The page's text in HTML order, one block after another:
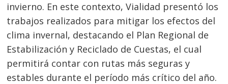
invierno. En este contexto, Vialidad presentó los
trabajos realizados para mitigar los efectos del
clima invernal, destacando el Plan Regional de
Estabilización y Reciclado de Cuestas, el cual
permitirá contar con rutas más seguras y
estables durante el período más crítico del año.